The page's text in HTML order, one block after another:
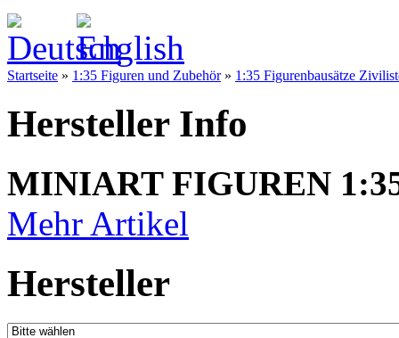
Startseite » 1:35 Figuren und Zubehör» 1:35 Figurenbausätze
Hersteller Info
MINIART FIGUREN
Mehr Artikel
Hersteller